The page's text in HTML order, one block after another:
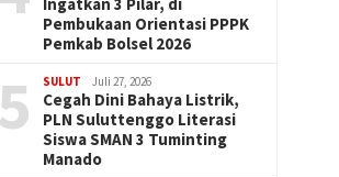
Pembukaan Orientasi PPPK
Pemkab Bolsel 2026
SULUT Juli 27, 2026
Cegah Dini Bahaya Listrik,
PLN Suluttenggo Literasi
Siswa SMAN 3 Tuminting
Manado